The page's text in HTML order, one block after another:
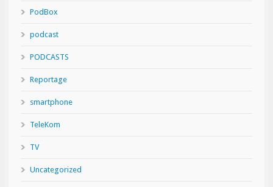
PodBox
podcast
PODCASTS
Reportage
smartphone
TeleKom
TV
Uncategorized